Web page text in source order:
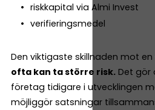
riskkapital via Almi Invest
verifieringsmedel
Den viktigaste skillnaden mot
ofta kan ta större risk. Det gör
företag tidigare i utvecklingen
möjliggör satsningar